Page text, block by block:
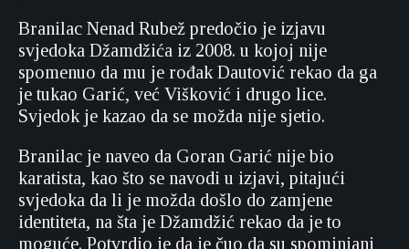
Branilac Nenad Rubež predočio je izjavu
svjedoka Džamdžića iz 2008. u kojoj nije
spomenuo da mu je rođak Dautović rekao da ga
je tukao Garić, već Višković i drugo lice.
Svjedok je kazao da se možda nije sjetio.
Branilac je naveo da Goran Garić nije bio
karatista, kao što se navodi u izjavi, pitajući
svjedoka da li je možda došlo do zamjene
identiteta, na šta je Džamdžić rekao da je to
moguće. Potvrdio je da je čuo da su spominjani